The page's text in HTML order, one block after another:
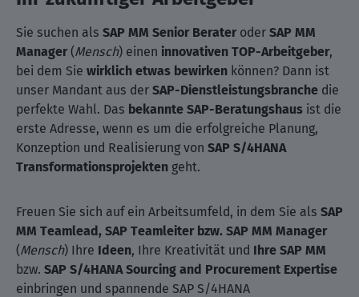
Sie suchen als SAP MM Senior Berateroder SAP MM
Manager(Mensch) einen innovativen TOP-Arbeitgeber,
bei dem Sie wirklich etwas bewirken können? Dann ist
unser Mandant aus der SAP-Dienstleistungsbranche die
perfekte Wahl. Das bekannte SAP-Beratungshaus ist die
erste Adresse, wenn es um die erfolgreiche Planung,
Konzeption und Realisierung von SAP S/4HANA
Transformationsprojekten geht.
Freuen Sie sich auf ein Arbeitsumfeld, in dem Sie als SAP
MM Teamlead, SAP Teamleiter bzw. SAP MM Manager
(Mensch) Ihre Ideen, Ihre Kreativität und Ihre SAP MM
bzw. SAP S/4HANA Sourcing and Procurement Expertise
einbringen und spannende SAP S/4HANA